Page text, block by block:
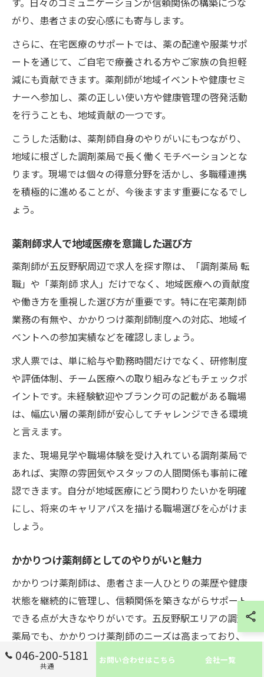
がり、患者さまの安心感にも寄与します。
さらに、在宅医療のサポートでは、薬の配達や服薬サポ
ートを通じて、ご自宅で療養される方やご家族の負担軽
減にも貢献できます。薬剤師が地域イベントや健康セミ
ナーへ参加し、薬の正しい使い方や健康管理の啓発活動
を行うことも、地域貢献の一つです。
こうした活動は、薬剤師自身のやりがいにもつながり、
地域に根ざした調剤薬局で長く働くモチベーションとな
ります。現場では個々の得意分野を活かし、多職種連携
を積極的に進めることが、今後ますます重要になるでし
ょう。
薬剤師求人で地域医療を意識した選び方
薬剤師が五反野駅周辺で求人を探す際は、「調剤薬局 転
職」や「薬剤師 求人」だけでなく、地域医療への貢献度
や働き方を重視した選び方が重要です。特に在宅薬剤師
業務の有無や、かかりつけ薬剤師制度への対応、地域イ
ベントへの参加実績などを確認しましょう。
求人票では、単に給与や勤務時間だけでなく、研修制度
や評価体制、チーム医療への取り組みなどもチェックポ
イントです。未経験歓迎やブランク可の記載がある職場
は、幅広い層の薬剤師が安心してチャレンジできる環境
と言えます。
また、現場見学や職場体験を受け入れている調剤薬局で
あれば、実際の雰囲気やスタッフの人間関係も事前に確
認できます。自分が地域医療にどう関わりたいかを明確
にし、将来のキャリアパスを描ける職場選びを心がけま
しょう。
かかりつけ薬剤師としてのやりがいと魅力
かかりつけ薬剤師は、患者さま一人ひとりの薬歴や健康
状態を継続的に管理し、信頼関係を築きながらサポート
できる点が大きなやりがいです。五反野駅エリアの調剤
薬局でも、かかりつけ薬剤師のニーズは高まっており、
地域医療の要として期待されています。
046-200-5181
共通
お問い合わせはこちら 会社一覧